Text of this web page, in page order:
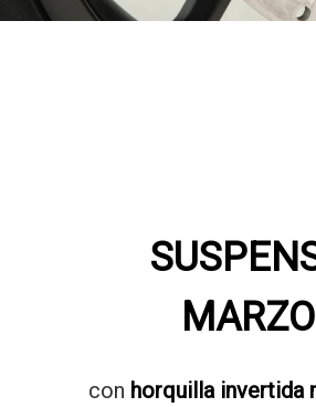
con horquilla invertida